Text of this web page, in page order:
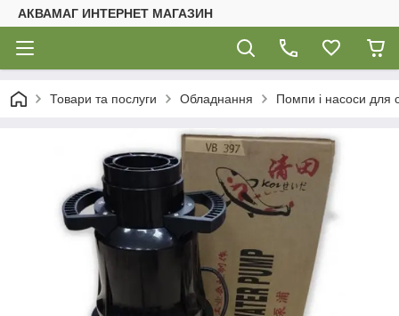
АКВАМАГ ИНТЕРНЕТ МАГАЗИН
Товари та послуги Обладнання Помпи і насоси для